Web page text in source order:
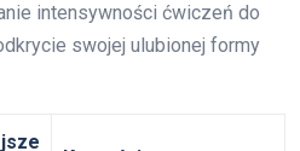
intensywności ćwiczeń do
swojej ulubionej formy